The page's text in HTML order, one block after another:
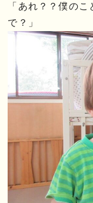
「あれ？？僕の
で？」